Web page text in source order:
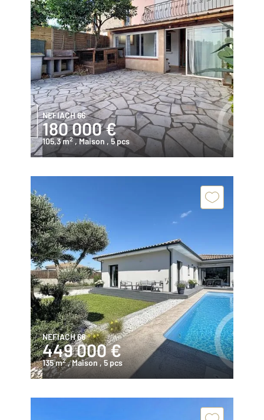
NEFIACH 66
180 000 €
105,3 m2 , Maison , 5 pcs
NEFIACH 66
449 000 €
135 m2 , Maison , 5 pcs